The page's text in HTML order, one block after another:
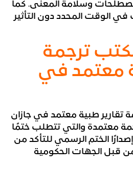
وسلامة المعنى. كما
في الوقت المحدد دون التأثير
ترجمة
معتمد في
تقارير طبية معتمد في جازان
معتمدة والتي تتطلب ختمًا
الختم الرسمي للتأكد من
قبل الجهات الحكومية